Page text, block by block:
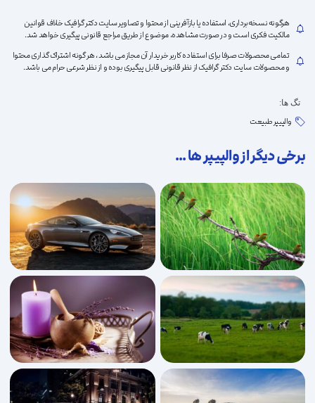
مندی
ها
هرگونه نسخه‌برداری، استفاده یا بازآفرینی از محتوا و تصاویر سایت دکتر گرافیک خلاف قوانین
مالکیت فکری است و در صورت مشاهده، موضوع از طریق مراجع قانونی پیگیری خواهد شد.
تمامی محصولات صرفا برای استفاده کاربر خریدار آن مجاز می باشد ، هر گونه اشتراک گذاری محتوا
و محصولات سایت دکتر گرافیک از نظر قانونی قابل پیگیری بوده و از نظر شرعی حرام می باشد.
تگ ها:
والپیپر طبیعت
برخی دیگر از والپیپر ها ...